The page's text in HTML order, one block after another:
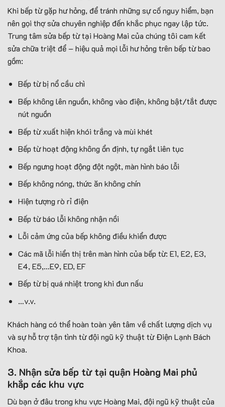
Khi bếp từ gặp hư hỏng, để tránh những sự cố nguy hiểm, bạn
nên gọi thợ sửa chuyên nghiệp đến khắc phục ngay lập tức.
Trung tâm sửa bếp từ tại Hoàng Mai của chúng tôi cam kết
sửa chữa triệt để – hiệu quả mọi lỗi hư hỏng trên bếp từ bao
gồm:
Bếp từ bị nổ cầu chì
Bếp không lên nguồn, không vào điện, không bật/tắt được
nút nguồn
Bếp từ xuất hiện khói trắng và mùi khét
Bếp từ hoạt động không ổn định, tự ngắt liên tục
Bếp ngưng hoạt động đột ngột, màn hình báo lỗi
Bếp không nóng, thức ăn không chín
Hiện tượng rò rỉ điện
Bếp từ báo lỗi không nhận nồi
Lỗi cảm ứng của bếp không điều khiển được
Các mã lỗi hiển thị trên màn hình của bếp từ: E1, E2, E3,
E4, E5,…E9, ED, EF
Bếp từ bị quá nhiệt trong khi đun nấu
…v.v.
Khách hàng có thể hoàn toàn yên tâm về chất lượng dịch vụ
và sự hỗ trợ tận tình từ đội ngũ kỹ thuật từ Điện Lạnh Bách
Khoa.
3. Nhận sửa bếp từ tại quận Hoàng Mai phủ
khắp các khu vực
Dù bạn ở đâu trong khu vực Hoàng Mai, đội ngũ kỹ thuật của